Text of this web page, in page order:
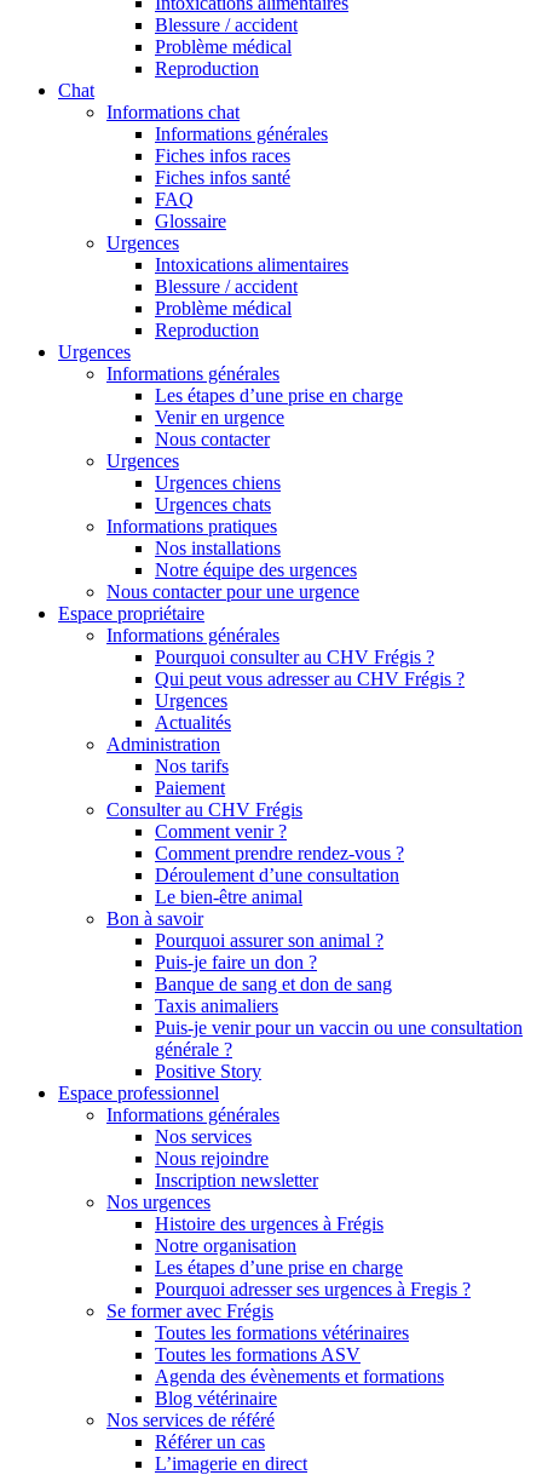
Blessure / accident
Problème médical
Reproduction
Chat
Informations chat
Informations générales
Fiches infos races
Fiches infos santé
FAQ
Glossaire
Urgences
Intoxications alimentaires
Blessure / accident
Problème médical
Reproduction
Urgences
Informations générales
Les étapes d’une prise en charge
Venir en urgence
Nous contacter
Urgences
Urgences chiens
Urgences chats
Informations pratiques
Nos installations
Notre équipe des urgences
Nous contacter pour une urgence
Espace propriétaire
Informations générales
Pourquoi consulter au CHV Frégis ?
Qui peut vous adresser au CHV Frégis ?
Urgences
Actualités
Administration
Nos tarifs
Paiement
Consulter au CHV Frégis
Comment venir ?
Comment prendre rendez-vous ?
Déroulement d’une consultation
Le bien-être animal
Bon à savoir
Pourquoi assurer son animal ?
Puis-je faire un don ?
Banque de sang et don de sang
Taxis animaliers
Puis-je venir pour un vaccin ou une consultation
générale ?
Positive Story
Espace professionnel
Informations générales
Nos services
Nous rejoindre
Inscription newsletter
Nos urgences
Histoire des urgences à Frégis
Notre organisation
Les étapes d’une prise en charge
Pourquoi adresser ses urgences à Fregis ?
Se former avec Frégis
Toutes les formations vétérinaires
Toutes les formations ASV
Agenda des évènements et formations
Blog vétérinaire
Nos services de référé
Référer un cas
L’imagerie en direct